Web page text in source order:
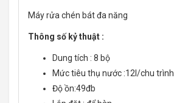
Máy rửa chén bát đa năng
Thông số kỷ thuật :
Dung tích : 8 bộ
Mức tiêu thụ nước :12l/chu trình
Độ ồn:49đb